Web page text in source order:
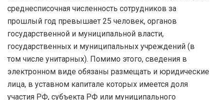
среднесписочная численность сотрудников за
прошлый год превышает 25 человек, органов
государственной и муниципальной власти,
государственных и муниципальных учреждений (в
том числе унитарных). Помимо этого, сведения в
электронном виде обязаны размещать и юридические
лица, в уставном капитале которых имеется доля
участия РФ, субъекта РФ или муниципального